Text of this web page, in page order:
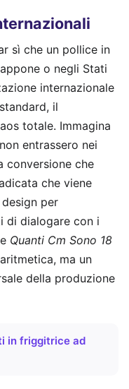
sì che un pollice in
o negli Stati
internazionale
il
totale. Immagina
entrassero nei
conversione che
che viene
per
di dialogare con i
Quanti Cm Sono 18
ma un
della produzione
in friggitrice ad